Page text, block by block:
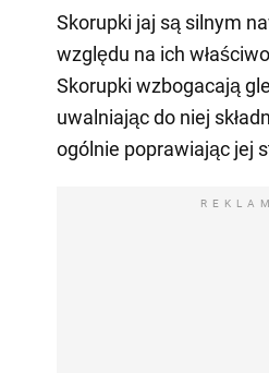
Skorupki jaj są silnym
względu na ich
Skorupki wzbogacają
uwalniając do niej
ogólnie poprawiając jej